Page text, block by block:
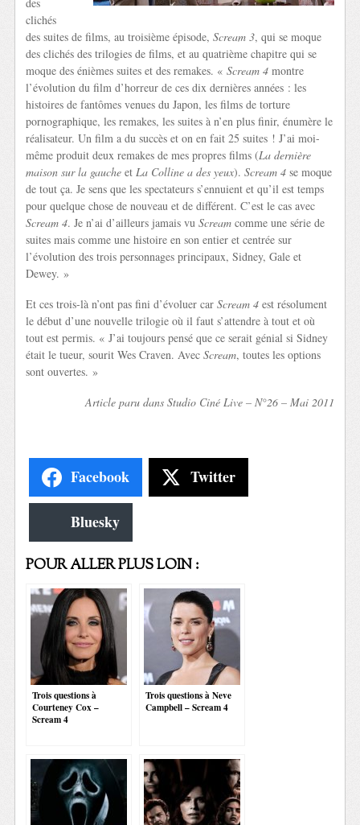
des
clichés
des suites de films, au troisième épisode,Scream 3, qui se moque
des clichés des trilogies de films, et au quatrième chapitre qui se
moque des énièmes suites et des remakes. «Scream 4 montre
l’évolution du film d’horreur de ces dix dernières années : les
histoires de fantômes venues du Japon, les films de torture
pornographique, les remakes, les suites à n’en plus finir, énumère le
réalisateur. Un film a du succès et on en fait 25 suites ! J’ai moi-
même produit deux remakes de mes propres films (La dernière
maison sur la gauche etLa Colline a des yeux).Scream 4 se moque
de tout ça. Je sens que les spectateurs s’ennuient et qu’il est temps
pour quelque chose de nouveau et de différent. C’est le cas avec
Scream 4. Je n’ai d’ailleurs jamais vuScream comme une série de
suites mais comme une histoire en son entier et centrée sur
l’évolution des trois personnages principaux, Sidney, Gale et
Dewey. »
Et ces trois-là n’ont pas fini d’évoluer carScream 4 est résolument
le début d’une nouvelle trilogie où il faut s’attendre à tout et où
tout est permis. « J’ai toujours pensé que ce serait génial si Sidney
était le tueur, sourit Wes Craven. AvecScream, toutes les options
sont ouvertes. »
Article paru dans Studio Ciné Live – N°26 – Mai 2011
Facebook Twitter
Bluesky
POUR ALLER PLUS LOIN :
Trois questions à
Courteney Cox –
Scream 4
Trois questions à Neve
Campbell – Scream 4